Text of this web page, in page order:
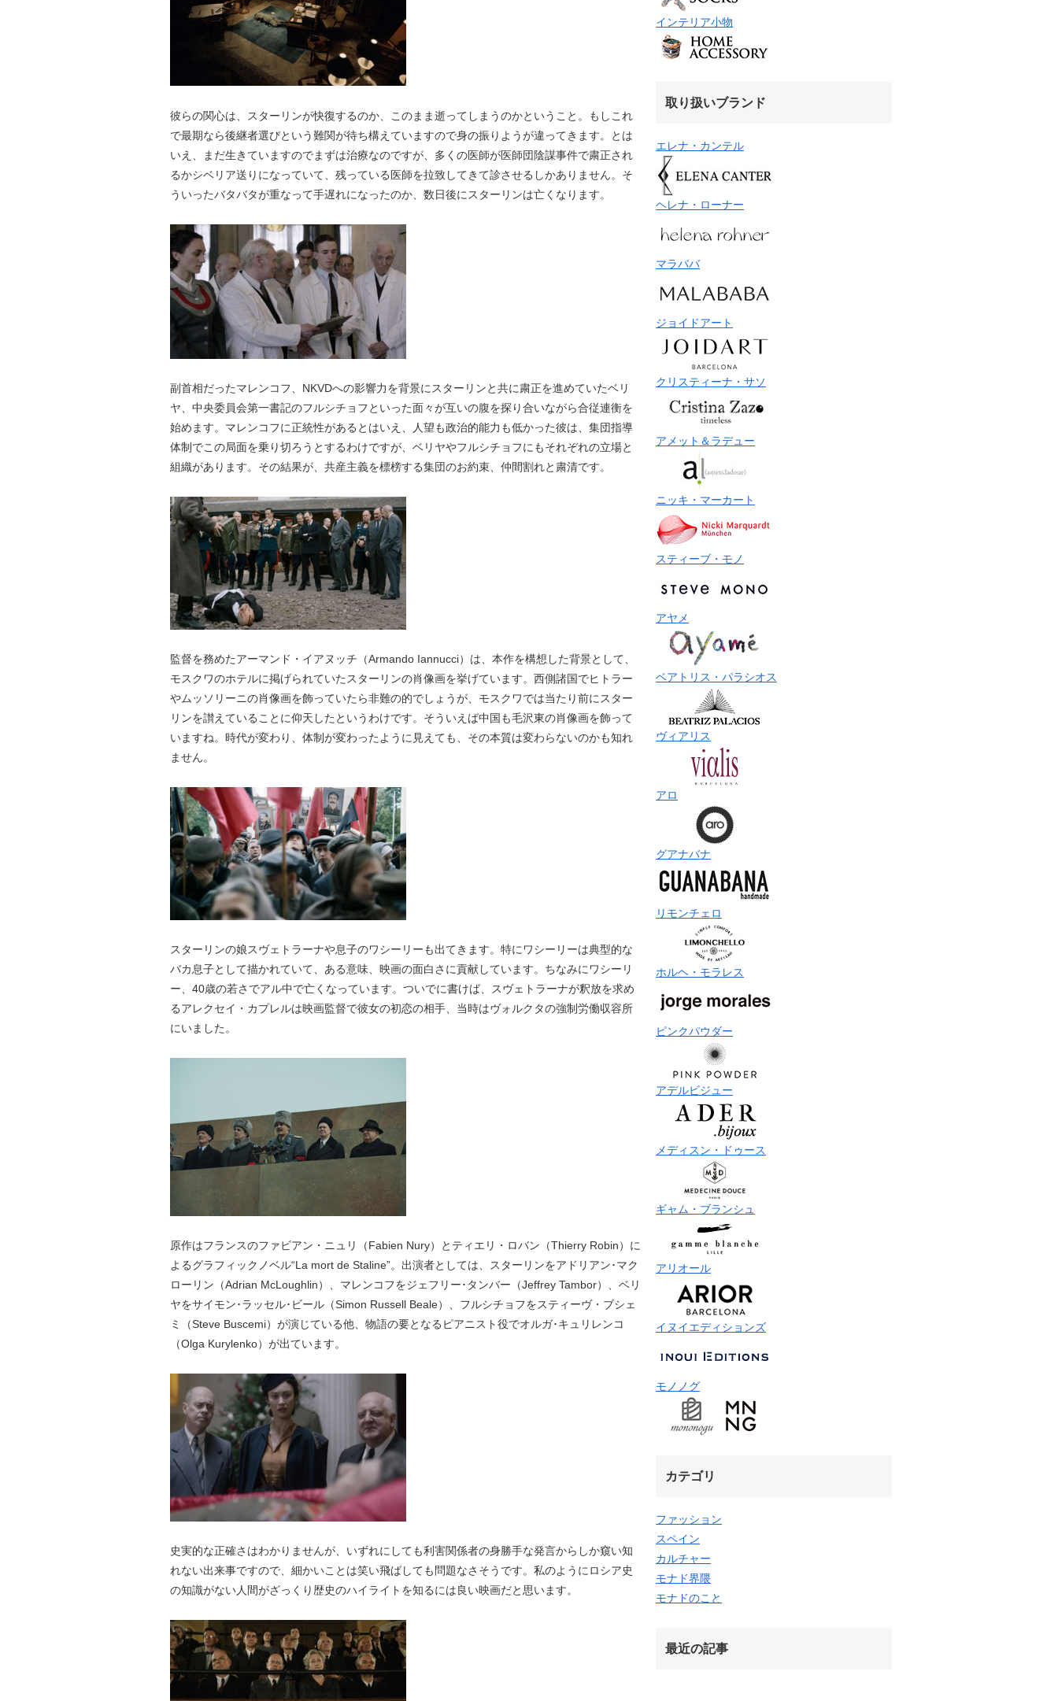
彼らの関心は、スターリンが快復するのか、このまま逝ってしまうのかということ。もしこれ
で最期なら後継者選びという難関が待ち構えていますので身の振りようが違ってきます。とは
いえ、まだ生きていますのでまずは治療なのですが、多くの医師が医師団陰謀事件で粛正され
るかシベリア送りになっていて、残っている医師を拉致してきて診させるしかありません。そ
ういったバタバタが重なって手遅れになったのか、数日後にスターリンは亡くなります。
副首相だったマレンコフ、NKVDへの影響力を背景にスターリンと共に粛正を進めていたベリ
ヤ、中央委員会第一書記のフルシチョフといった面々が互いの腹を探り合いながら合従連衡を
始めます。マレンコフに正統性があるとはいえ、人望も政治的能力も低かった彼は、集団指導
体制でこの局面を乗り切ろうとするわけですが、ベリヤやフルシチョフにもそれぞれの立場と
組織があります。その結果が、共産主義を標榜する集団のお約束、仲間割れと粛清です。
監督を務めたアーマンド・イアヌッチ（Armando Iannucci）は、本作を構想した背景として、
モスクワのホテルに掲げられていたスターリンの肖像画を挙げています。西側諸国でヒトラー
やムッソリーニの肖像画を飾っていたら非難の的でしょうが、モスクワでは当たり前にスター
リンを讃えていることに仰天したというわけです。そういえば中国も毛沢東の肖像画を飾って
いますね。時代が変わり、体制が変わったように見えても、その本質は変わらないのかも知れ
ません。
スターリンの娘スヴェトラーナや息子のワシーリーも出てきます。特にワシーリーは典型的な
バカ息子として描かれていて、ある意味、映画の面白さに貢献しています。ちなみにワシーリ
ー、40歳の若さでアル中で亡くなっています。ついでに書けば、スヴェトラーナが釈放を求め
るアレクセイ・カプレルは映画監督で彼女の初恋の相手、当時はヴォルクタの強制労働収容所
にいました。
原作はフランスのファビアン・ニュリ（Fabien Nury）とティエリ・ロバン（Thierry Robin）に
よるグラフィックノベル“La mort de Staline”。出演者としては、スターリンをアドリアン･マク
ローリン（Adrian McLoughlin）、マレンコフをジェフリー･タンバー（Jeffrey Tambor）、ベリ
ヤをサイモン･ラッセル･ビール（Simon Russell Beale）、フルシチョフをスティーヴ・ブシェ
ミ（Steve Buscemi）が演じている他、物語の要となるピアニスト役でオルガ･キュリレンコ
（Olga Kurylenko）が出ています。
史実的な正確さはわかりませんが、いずれにしても利害関係者の身勝手な発言からしか窺い知
れない出来事ですので、細かいことは笑い飛ばしても問題なさそうです。私のようにロシア史
の知識がない人間がざっくり歴史のハイライトを知るには良い映画だと思います。
インテリア小物
取り扱いブランド
エレナ・カンテル
ヘレナ・ローナー
マラババ
ジョイドアート
クリスティーナ・サソ
アメット＆ラデュー
ニッキ・マーカート
スティーブ・モノ
アヤメ
ベアトリス・パラシオス
ヴィアリス
アロ
グアナバナ
リモンチェロ
ホルヘ・モラレス
ピンクパウダー
アデルビジュー
メディスン・ドゥース
ギャム・ブランシュ
アリオール
イヌイエディションズ
モノノグ
カテゴリ
ファッション
スペイン
カルチャー
モナド界隈
モナドのこと
最近の記事